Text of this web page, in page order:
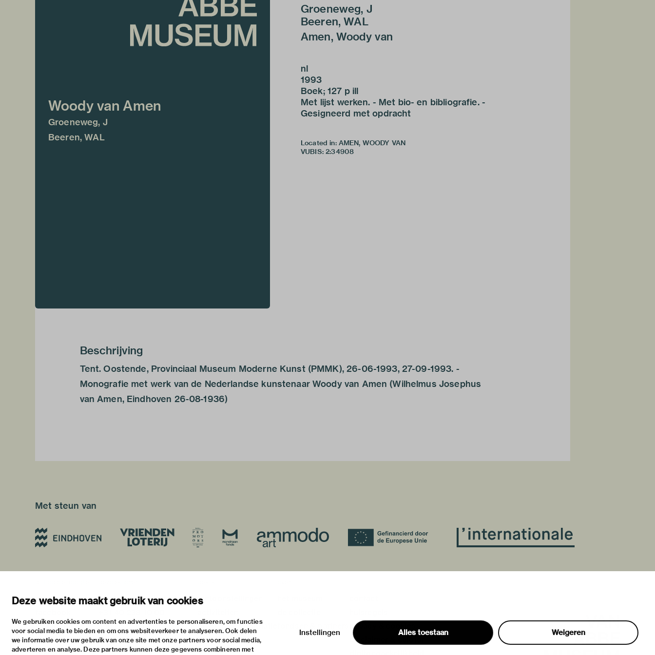
Deze website maakt gebruik van cookies
We gebruiken cookies om content en advertenties te personaliseren, om functies
voor social media te bieden en om ons websiteverkeer te analyseren. Ook delen
we informatie over uw gebruik van onze site met onze partners voor social media,
adverteren en analyse. Deze partners kunnen deze gegevens combineren met
Alles toestaan Weigeren
Instellingen
Woody van Amen
Groeneweg, J
Beeren, WAL
Groeneweg, J
Beeren, WAL
Amen, Woody van
nl
1993
Boek; 127 p ill
Met lijst werken. - Met bio- en bibliografie. -
Gesigneerd met opdracht
Located in: AMEN, WOODY VAN
VUBIS: 2:34908
Beschrijving
Tent. Oostende, Provinciaal Museum Moderne Kunst (PMMK), 26-06-1993, 27-09-1993. -
Monografie met werk van de Nederlandse kunstenaar Woody van Amen (Wilhelmus Josephus
van Amen, Eindhoven 26-08-1936)
Met steun van
nieuwsbrief
instagram
twitter
stratumsedijk 2 eindhoven
info@vanabbemuseum.nl
tentoonstellingen
praktische informatie
privacy & cookies
disclaimer & colofon